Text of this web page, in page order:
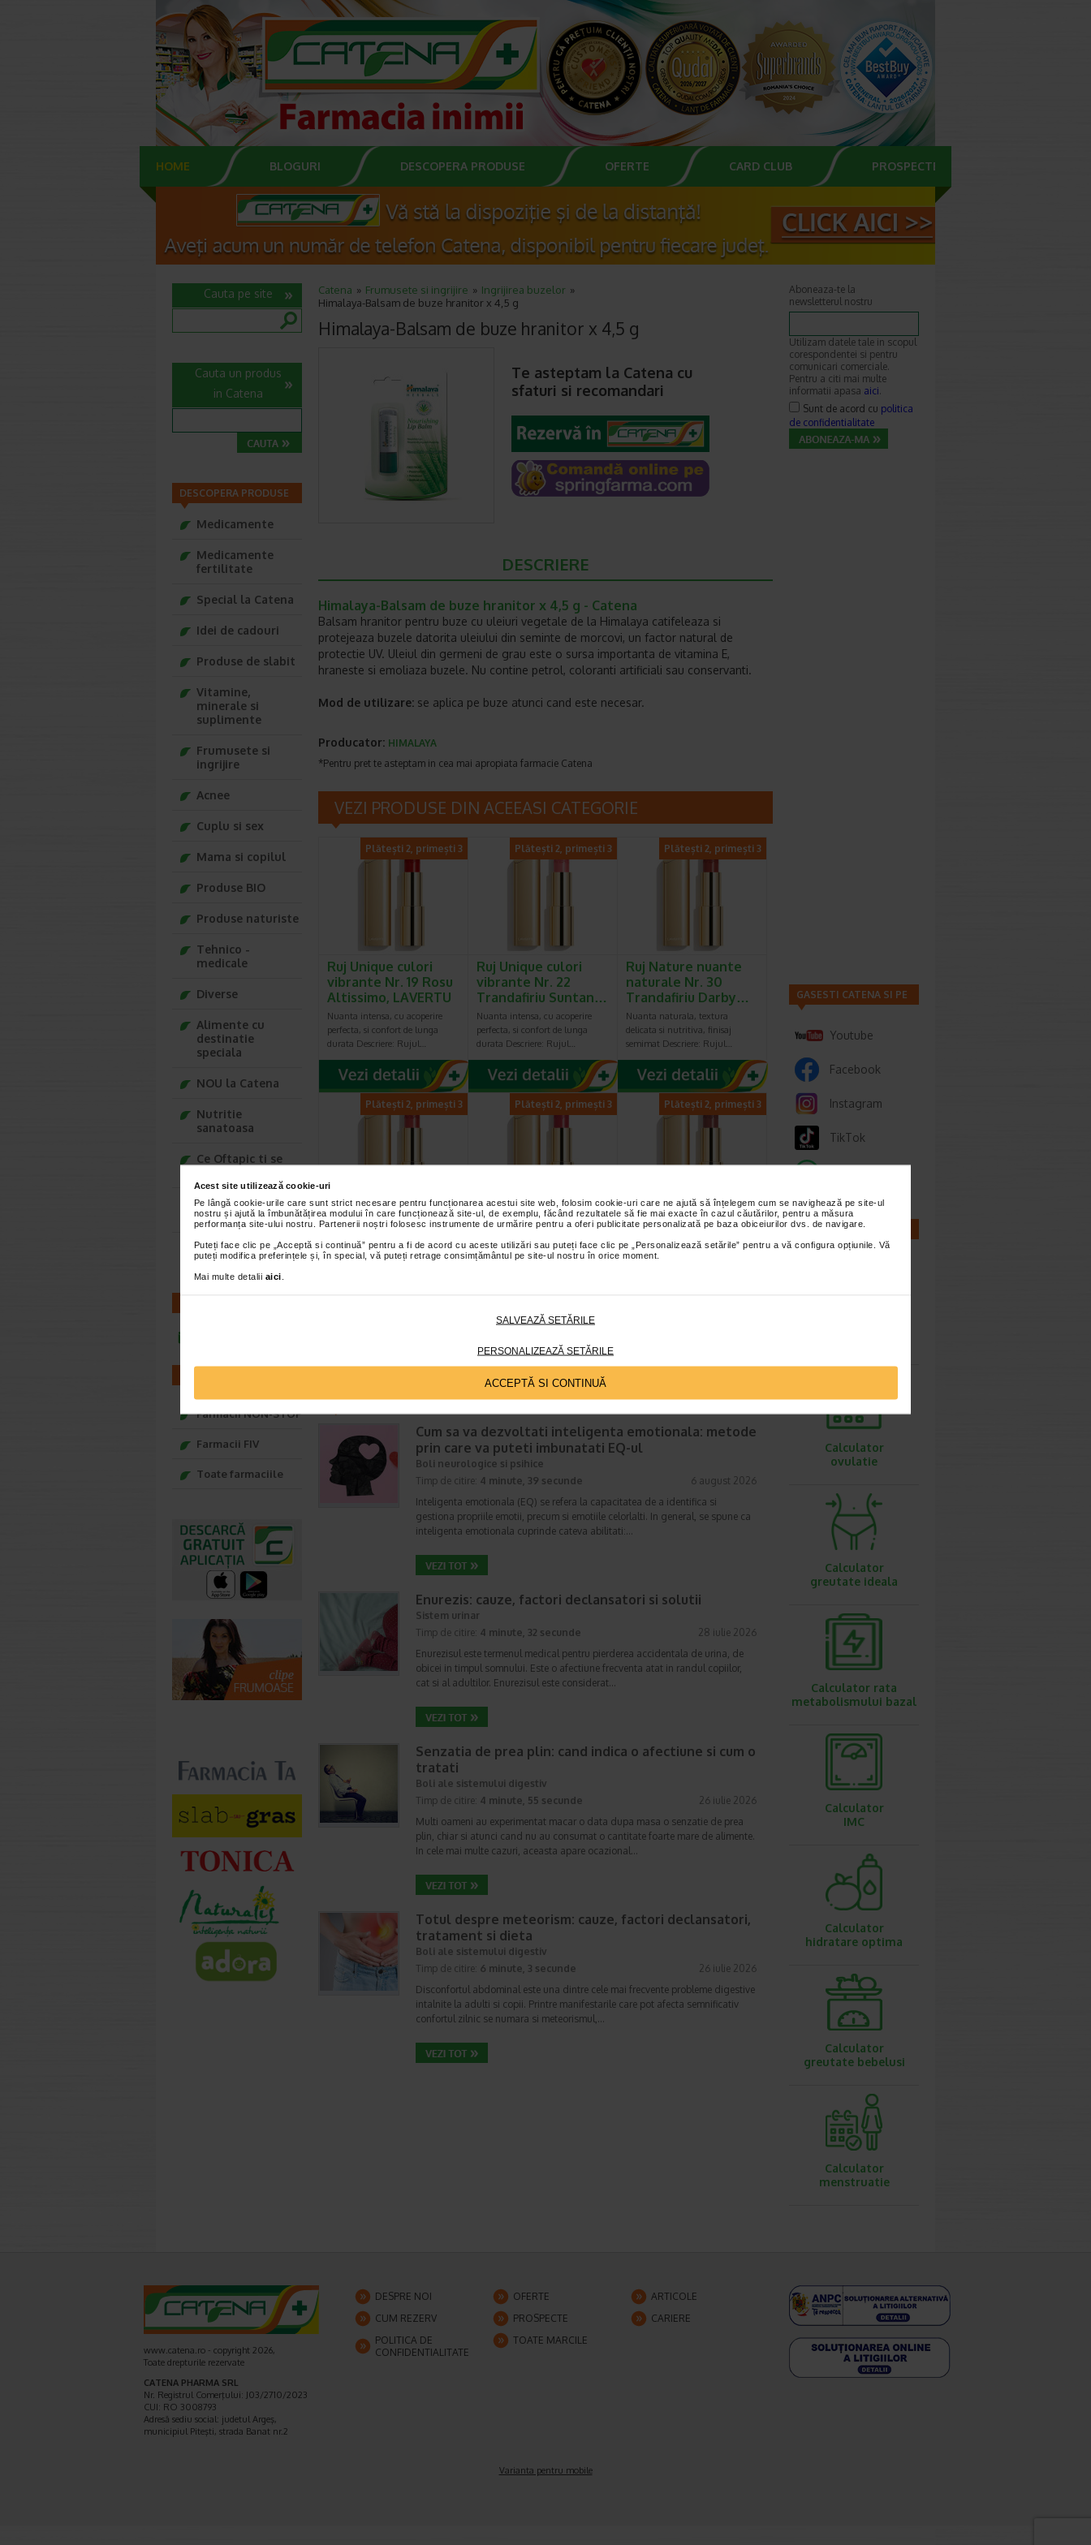
Acest site utilizează cookie-uri
Pe lângă cookie-urile care sunt strict necesare pentru funcționarea acestui site web, folosim cookie-uri care ne ajută să înțelegem cum se navighează pe site-ul
nostru și ajută la îmbunătățirea modului în care funcționează site-ul, de exemplu, făcând rezultatele să fie mai exacte în cazul căutărilor, pentru a măsura
performanța site-ului nostru. Partenerii noștri folosesc instrumente de urmărire pentru a oferi publicitate personalizată pe baza obiceiurilor dvs. de navigare.
Puteți face clic pe „Acceptă si continuă” pentru a fi de acord cu aceste utilizări sau puteți face clic pe „Personalizează setările” pentru a vă configura opțiunile. Vă
puteți modifica preferințele și, în special, vă puteți retrage consimțământul pe site-ul nostru în orice moment.
Mai multe detalii aici
SALVEAZĂ SETĂRILE
PERSONALIZEAZĂ SETĂRILE
ACCEPTĂ SI CONTINUĂ
HOME BLOGURI DESCOPERA PRODUSE OFERTE CARD CLUB PROSPECTE
Catena Frumusete si ingrijire
Ingrijirea buzelor
Himalaya-Balsam de buze hranitor x 4,5 g
Himalaya-Balsam de buze hranitor x 4,5 g
Te asteptam la Catena cu
sfaturi si recomandari
DESCRIERE
Himalaya-Balsam de buze hranitor x 4,5 g - Catena
Balsam hranitor pentru buze cu uleiuri vegetale de la Himalaya catifeleaza si
protejeaza buzele datorita uleiului din seminte de morcovi, un factor natural de
protectie UV. Uleiul din germeni de grau este o sursa importanta de vitamina E,
hraneste si emoliaza buzele. Nu contine petrol, coloranti artificiali sau conservanti.
Mod de utilizare: se aplica pe buze atunci cand este necesar.
Producator: HIMALAYA
*Pentru pret te asteptam in cea mai apropiata farmacie Catena
VEZI PRODUSE DIN ACEEASI CATEGORIE
Plătești 2, primești 3
Ruj Unique culori
vibrante Nr. 19 Rosu
Altissimo, LAVERTU
Nuanta intensa, cu acoperire
perfecta, si confort de lunga
durata Descriere: Rujul…
Plătești 2, primești 3
Ruj Unique culori
vibrante Nr. 22
Trandafiriu Suntan…
Nuanta intensa, cu acoperire
perfecta, si confort de lunga
durata Descriere: Rujul…
Plătești 2, primești 3
Ruj Nature nuante
naturale Nr. 30
Trandafiriu Darby…
Nuanta naturala, textura
delicata si nutritiva, finisaj
semimat Descriere: Rujul…
Plătești 2, primești 3
Ruj Unique culori
vibrante Nr. 18
Purpuriu, LAVERTU
Plătești 2, primești 3
Ruj Nature nuante
naturale Nr.36 Rosu
Diablotin, LAVERTU
Plătești 2, primești 3
Ruj Nature nuante
naturale Nr. 34
Trandafiriu…
CELE MAI RECENTE ARTICOLE
Cum sa va dezvoltati inteligenta emotionala: metode
prin care va puteti imbunatati EQ-ul
Boli neurologice si psihice
Timp de citire: 4 minute, 39 secunde
6 august 2026
Inteligenta emotionala (EQ) se refera la capacitatea de a identifica si
gestiona propriile emotii, precum si emotiile celorlalti. In general, se spune ca
inteligenta emotionala cuprinde cateva abilitati:…
Enurezis: cauze, factori declansatori si solutii
Sistem urinar
Timp de citire: 4 minute, 32 secunde
28 iulie 2026
Enurezisul este termenul medical pentru pierderea accidentala de urina, de
obicei in timpul somnului. Este o afectiune frecventa atat in randul copiilor,
cat si al adultilor. Enurezisul este considerat…
Senzatia de prea plin: cand indica o afectiune si cum o
tratati
Boli ale sistemului digestiv
Timp de citire: 4 minute, 55 secunde
26 iulie 2026
Multi oameni au experimentat macar o data dupa masa o senzatie de prea
plin, chiar si atunci cand nu au consumat o cantitate foarte mare de alimente.
In cele mai multe cazuri, aceasta apare ocazional…
Totul despre meteorism: cauze, factori declansatori,
tratament si dieta
Boli ale sistemului digestiv
Timp de citire: 6 minute, 3 secunde
26 iulie 2026
Disconfortul abdominal este una dintre cele mai frecvente probleme digestive
intalnite la adulti si copii. Printre manifestarile care pot afecta semnificativ
confortul zilnic se numara si meteorismul,…
Cauta pe site
Cauta un produs
in Catena
DESCOPERA PRODUSE
Medicamente
Medicamente
fertilitate
Special la Catena
Idei de cadouri
Produse de slabit
Vitamine,
minerale si
suplimente
Frumusete si
ingrijire
Acnee
Cuplu si sex
Mama si copilul
Produse BIO
Produse naturiste
Tehnico -
medicale
Diverse
Alimente cu
destinatie
speciala
NOU la Catena
Nutritie
sanatoasa
Ce Oftapic ti se
Adora – Adorabili
din prima clipa
Seturi cadou
Baylis&Harding
Farmacii NON-STOP
Farmacii FIV
Toate farmaciile
Aboneaza-te la
newsletterul nostru
Utilizam datele tale in scopul
corespondentei si pentru
comunicari comerciale.
Pentru a citi mai multe
informatii apasa aici.
Sunt de acord cu politica
de confidentialitate
GASESTI CATENA SI PE
Youtube
Facebook
Instagram
TikTok
CALCULATOARE
Calculator
ovulatie
Calculator
greutate ideala
Calculator rata
metabolismului bazal
Calculator
IMC
Calculator
hidratare optima
Calculator
greutate bebelusi
Calculator
menstruatie
www.catena.ro - copyright 2026,
Toate drepturile rezervate
CATENA PHARMA SRL
Nr. Registrul Comerţului: J03/2710/2023
CUI: RO 3008793
Adresă sediu social: judetul Argeş,
municipiul Piteşti, strada Banat nr.2
DESPRE NOI OFERTE
ARTICOLE
CUM REZERV
PROSPECTE
CARIERE
POLITICA DE
CONFIDENTIALITATE
TOATE MARCILE
Varianta pentru mobile